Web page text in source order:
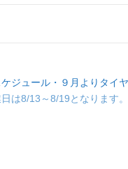
ジュール・９月よりタイ
は8/13～8/19となります